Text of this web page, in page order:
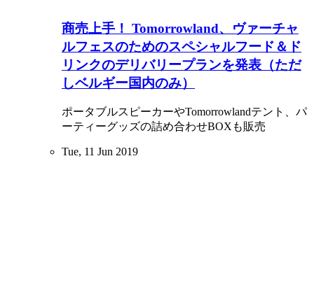
商売上手！ Tomorrowland、ヴァーチャ
ルフェスのためのスペシャルフード＆ド
リンクのデリバリープランを発表（ただ
しベルギー国内のみ）
ポータブルスピーカーやTomorrowlandテント、パ
ーティーグッズの詰め合わせBOXも販売
Tue, 11 Jun 2019